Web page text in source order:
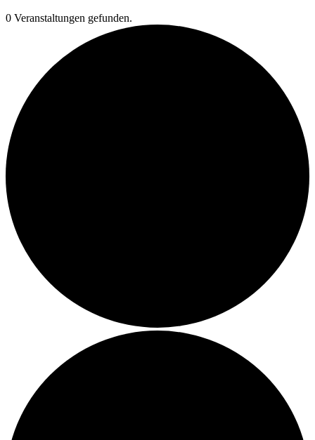
0 Veranstaltungen gefunden.